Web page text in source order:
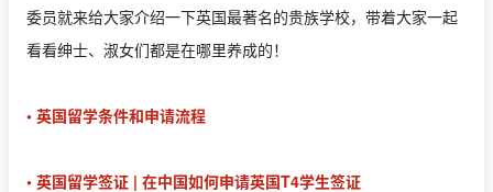
委员就来给大家介绍一下英国最著名的贵族学校，带着大家一起
看看绅士、淑女们都是在哪里养成的！
• 英国留学条件和申请流程
• 英国留学签证 | 在中国如何申请英国T4学生签证